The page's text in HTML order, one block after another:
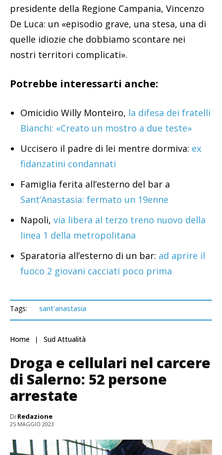
presidente della Regione Campania, Vincenzo
De Luca: un «episodio grave, una stesa, una di
quelle idiozie che dobbiamo scontare nei
nostri territori complicati».
Potrebbe interessarti anche:
Omicidio Willy Monteiro, la difesa dei fratelli
Bianchi: «Creato un mostro a due teste»
Uccisero il padre di lei mentre dormiva: ex
fidanzatini condannati
Famiglia ferita all’esterno del bar a
Sant’Anastasia: fermato un 19enne
Napoli, via libera al terzo treno nuovo della
linea 1 della metropolitana
Sparatoria all’esterno di un bar: ad aprire il
fuoco 2 giovani cacciati poco prima
Tags: sant'anastasia
Home Sud Attualità
Droga e cellulari nel carcere
di Salerno: 52 persone
arrestate
Di Redazione
25 MAGGIO 2023